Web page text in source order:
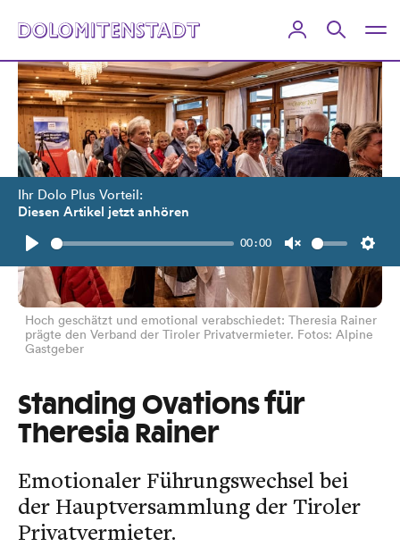
Ihr Dolo Plus Vorteil:
Diesen Artikel jetzt anhören
Play
00:00
Unmute
Hoch geschätzt und emotional verabschiedet: Theresia Rainer
prägte den Verband der Tiroler Privatvermieter. Fotos: Alpine
Gastgeber
Standing Ovations für
Theresia Rainer
Emotionaler Führungswechsel bei
der Hauptversammlung der Tiroler
Privatvermieter.